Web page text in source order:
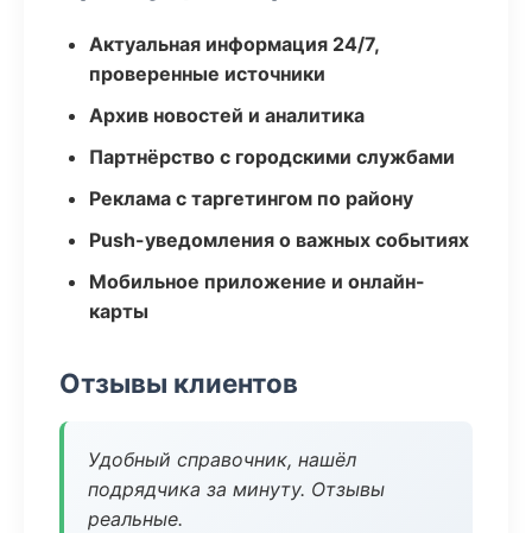
Актуальная информация 24/7,
проверенные источники
Архив новостей и аналитика
Партнёрство с городскими службами
Реклама с таргетингом по району
Push-уведомления о важных событиях
Мобильное приложение и онлайн-
карты
Отзывы клиентов
Удобный справочник, нашёл
подрядчика за минуту. Отзывы
реальные.